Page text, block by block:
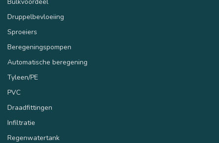
Druppelbevloeiing
Sproeiers
Beregeningspompen
Automatische beregening
Tyleen/PE
PVC
Draadfittingen
Infiltratie
Regenwatertank